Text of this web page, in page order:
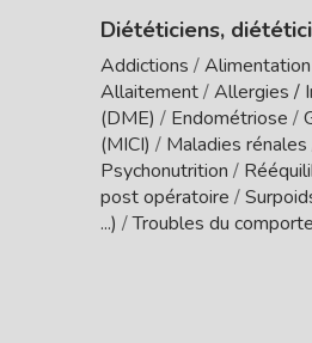
Diététiciens,
Addictions /
Allaitement/Allergies /
(DME) / Endométriose /
(MICI) / Maladies rénales
Psychonutrition /
post opératoire /
...) /Troubles du